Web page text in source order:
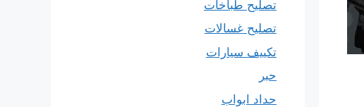
تصليح طباخات
تصليح غسالات
تكييف سيارات
حبر
حداد ابواب